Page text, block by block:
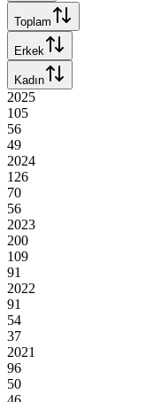
Toplam
Erkek
Kadın
2025
105
56
49
2024
126
70
56
2023
200
109
91
2022
91
54
37
2021
96
50